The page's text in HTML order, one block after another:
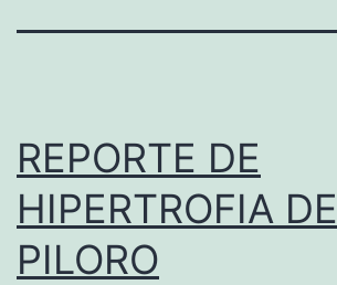
REPORTE DE
HIPERTROFIA DE
PILORO